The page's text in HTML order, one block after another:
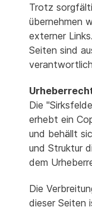
Trotz
übernehmen
externer
Seiten sind
Die
erhebt ein
und behällt
und Struktur
dem
Die
dieser